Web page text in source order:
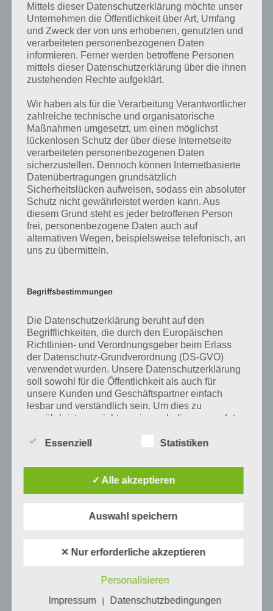
Wenn die Lösung, die wir dir oben vorgestellt haben, nicht mehr
aktuell sein sollte oder ein Wort in der Lösung von 94 Prozent fehlt,
so teile uns die korrekten Lösungen einfach in den Kommentaren
mit. Nur so können wir stets die aktuellen Antworten auf die
zahlreichen Fragen und Sachverhalte in der App geben. Da die
Entwickler die Lösungen immer mal wieder verändern.
Darum geht es bei 94%
Was ist 94%? In der App 94% musst du auf Basis eines Bildes oder
einer Aussage die Antworten herausfinden, die von anderen Spielern
am häufigsten genannt worden sind. Nur so kannst du das nächste
Level freischalten. Zusammenaddiert ergeben alle Antworten 94
Prozent, wovon die App ihren Namen hat. Entsprechend ist 94
Prozent ein Wort und Rätsel-Spiel. Bereits über 10 Millionen mal
wurde die App mittlerweile heruntergeladen und gehört mit zu den
erfolgreichsten Spiele Apps in diesem Genre im Google Play Store
und iTunes App Store.
Tweet auf Twitter
Mehr Artikel hier auf Touchportal
KOMMENTAR
Mittels dieser Datenschutzerklärung möchte unser
Unternehmen die Öffentlichkeit über Art, Umfang
und Zweck der von uns erhobenen, genutzten und
verarbeiteten personenbezogenen Daten
informieren. Ferner werden betroffene Personen
mittels dieser Datenschutzerklärung über die ihnen
zustehenden Rechte aufgeklärt.
Wir haben als für die Verarbeitung Verantwortlicher
zahlreiche technische und organisatorische
Maßnahmen umgesetzt, um einen möglichst
lückenlosen Schutz der über diese Internetseite
verarbeiteten personenbezogenen Daten
sicherzustellen. Dennoch können Internetbasierte
Datenübertragungen grundsätzlich
Sicherheitslücken aufweisen, sodass ein absoluter
Schutz nicht gewährleistet werden kann. Aus
diesem Grund steht es jeder betroffenen Person
frei, personenbezogene Daten auch auf
alternativen Wegen, beispielsweise telefonisch, an
uns zu übermitteln.
Begriffsbestimmungen
Die Datenschutzerklärung beruht auf den
Begrifflichkeiten, die durch den Europäischen
Richtlinien- und Verordnungsgeber beim Erlass
der Datenschutz-Grundverordnung (DS-GVO)
verwendet wurden. Unsere Datenschutzerklärung
soll sowohl für die Öffentlichkeit als auch für
unsere Kunden und Geschäftspartner einfach
lesbar und verständlich sein. Um dies zu
gewährleisten, möchten wir vorab die verwendeten
unter anderem die folgenden Begriffe:
Informationen, die sich auf eine identifizierte
Folgenden „betroffene Person") beziehen.
Person angesehen, die direkt oder indirekt,
Essenziell Statistiken
✓ Alle akzeptieren
Auswahl speichern
✕ Nur erforderliche akzeptieren
Personalisieren
Impressum
Datenschutzbedingungen